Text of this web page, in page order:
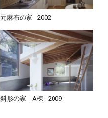
元麻布の家 2002
斜形の家 A棟 2009